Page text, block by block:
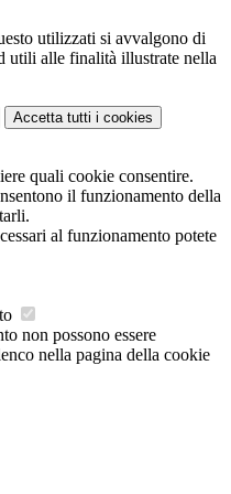
utilizzati si avvalgono di
utili alle finalità illustrate nella
Accetta tutti i cookies
quali cookie consentire.
il funzionamento della
al funzionamento potete
non possono essere
nella pagina della cookie